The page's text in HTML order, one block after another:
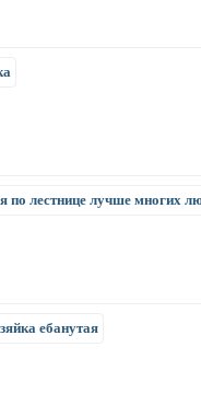
по лестнице лучше многих
ебанутая